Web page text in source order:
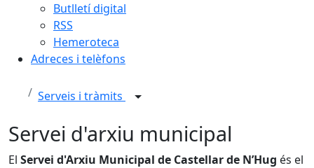
Butlletí digital
RSS
Hemeroteca
Adreces i telèfons
Serveis i tràmits
Servei d'arxiu municipal
El Servei d'Arxiu Municipal de Castellar de N’Hug és el